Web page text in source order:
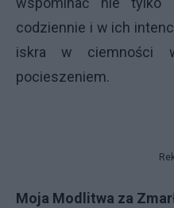
codziennie i w ich
iskra w ciemności
pocieszeniem.
Moja Modlitwa za